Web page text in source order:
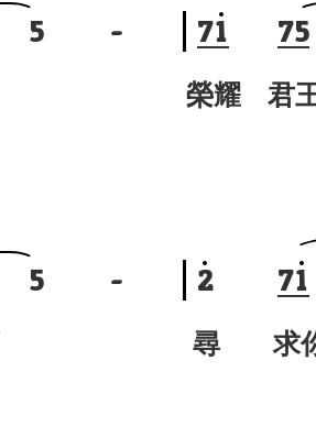
5 - 71 75
榮耀 君
5 - 2 71
尋